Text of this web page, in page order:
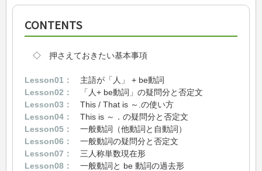
CONTENTS
◇ 押さえておきたい基本事項
Lesson01：
主語が「人」 + be動詞
Lesson02：
「人+ be動詞」の疑問分と否定文
Lesson03：
This / That is ～.の使い方
Lesson04：
This is ～．の疑問分と否定文
Lesson05：
一般動詞（他動詞と自動詞）
Lesson06：
一般動詞の疑問分と否定文
Lesson07：
三人称単数現在形
Lesson08：
一般動詞と be 動詞の過去形